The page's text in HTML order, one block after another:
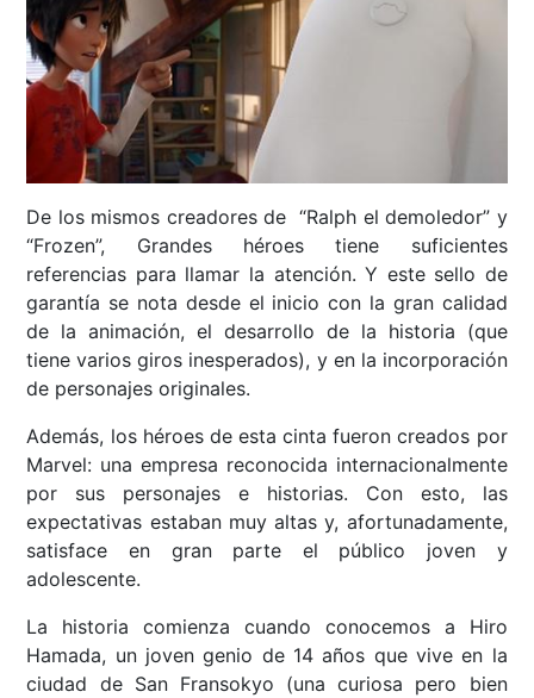
De los mismos creadores de “Ralph el demoledor” y
“Frozen”, Grandes héroes tiene suficientes
referencias para llamar la atención. Y este sello de
garantía se nota desde el inicio con la gran calidad
de la animación, el desarrollo de la historia (que
tiene varios giros inesperados), y en la incorporación
de personajes originales.
Además, los héroes de esta cinta fueron creados por
Marvel: una empresa reconocida internacionalmente
por sus personajes e historias. Con esto, las
expectativas estaban muy altas y, afortunadamente,
satisface en gran parte el público joven y
adolescente.
La historia comienza cuando conocemos a Hiro
Hamada, un joven genio de 14 años que vive en la
ciudad de San Fransokyo (una curiosa pero bien